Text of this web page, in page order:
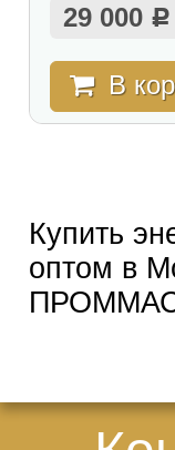
29 000 Р
В
Купить
оптом в